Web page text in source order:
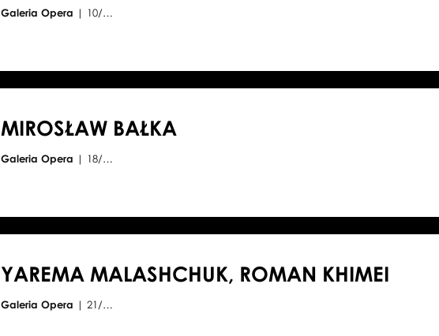
Galeria Opera | 10/…
MIROSŁAW BAŁKA
Galeria Opera | 18/…
YAREMA MALASHCHUK, ROMAN KHIMEI
Galeria Opera | 21/…